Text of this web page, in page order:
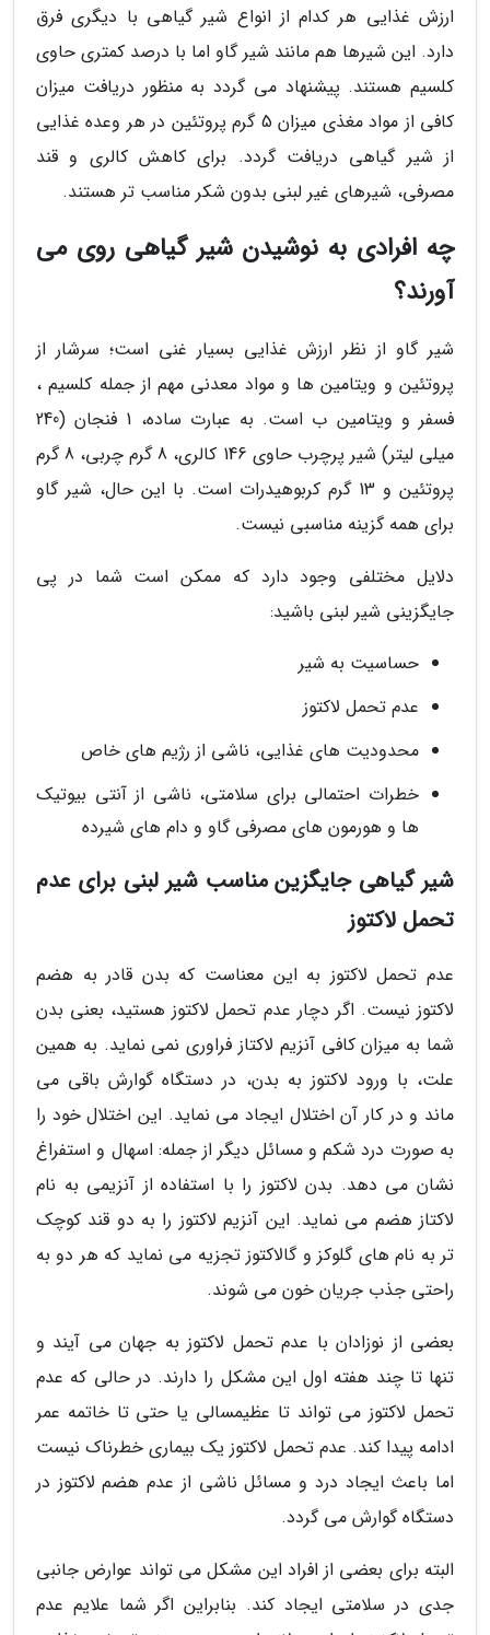
ارزش غذایی هر کدام از انواع شیر گیاهی با دیگری فرق
دارد. این شیرها هم مانند شیر گاو اما با درصد کمتری حاوی
کلسیم هستند. پیشنهاد می گردد به منظور دریافت میزان
کافی از مواد مغذی میزان 5 گرم پروتئین در هر وعده غذایی
از شیر گیاهی دریافت گردد. برای کاهش کالری و قند
مصرفی، شیرهای غیر لبنی بدون شکر مناسب تر هستند.
چه افرادی به نوشیدن شیر گیاهی روی می
آورند؟
شیر گاو از نظر ارزش غذایی بسیار غنی است؛ سرشار از
پروتئین و ویتامین ها و مواد معدنی مهم از جمله کلسیم ،
فسفر و ویتامین ب است. به عبارت ساده، 1 فنجان (240
میلی لیتر) شیر پرچرب حاوی 146 کالری، 8 گرم چربی، 8 گرم
پروتئین و 13 گرم کربوهیدرات است. با این حال، شیر گاو
برای همه گزینه مناسبی نیست.
دلایل مختلفی وجود دارد که ممکن است شما در پی
جایگزینی شیر لبنی باشید:
حساسیت به شیر
عدم تحمل لاکتوز
محدودیت های غذایی، ناشی از رژیم های خاص
خطرات احتمالی برای سلامتی، ناشی از آنتی بیوتیک
ها و هورمون های مصرفی گاو و دام های شیرده
شیر گیاهی جایگزین مناسب شیر لبنی برای عدم
تحمل لاکتوز
عدم تحمل لاکتوز به این معناست که بدن قادر به هضم
لاکتوز نیست. اگر دچار عدم تحمل لاکتوز هستید، بعنی بدن
شما به میزان کافی آنزیم لاکتاز فراوری نمی نماید. به همین
علت، با ورود لاکتوز به بدن، در دستگاه گوارش باقی می
ماند و در کار آن اختلال ایجاد می نماید. این اختلال خود را
به صورت درد شکم و مسائل دیگر از جمله: اسهال و استفراغ
نشان می دهد. بدن لاکتوز را با استفاده از آنزیمی به نام
لاکتاز هضم می نماید. این آنزیم لاکتوز را به دو قند کوچک
تر به نام های گلوکز و گالاکتوز تجزیه می نماید که هر دو به
راحتی جذب جریان خون می شوند.
بعضی از نوزادان با عدم تحمل لاکتوز به جهان می آیند و
تنها تا چند هفته اول این مشکل را دارند. در حالی که عدم
تحمل لاکتوز می تواند تا عظیمسالی یا حتی تا خاتمه عمر
ادامه پیدا کند. عدم تحمل لاکتوز یک بیماری خطرناک نیست
اما باعث ایجاد درد و مسائل ناشی از عدم هضم لاکتوز در
دستگاه گوارش می گردد.
البته برای بعضی از افراد این مشکل می تواند عوارض جانبی
جدی در سلامتی ایجاد کند. بنابراین اگر شما علایم عدم